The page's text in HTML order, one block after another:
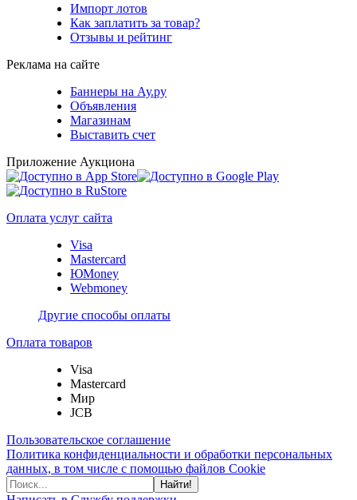
Импорт лотов
Как заплатить за товар?
Отзывы и рейтинг
Реклама на сайте
Баннеры на Ау.ру
Объявления
Магазинам
Выставить счет
Приложение Аукциона
Оплата услуг сайта
Visa
Mastercard
ЮMoney
Webmoney
Другие способы оплаты
Оплата товаров
Visa
Mastercard
Мир
JCB
Пользовательское соглашение
Политика конфиденциальности и обработки персональных
данных, в том числе с помощью файлов Cookie
Найти!